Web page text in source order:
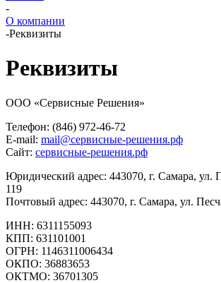
-
О компании
-Реквизиты
Реквизиты
ООО «Сервисные Решения»
Телефон: (846) 972-46-72
E-mail: mail@сервисные-решения.рф
Сайт: сервисные-решения.рф
Юридический адрес: 443070, г. Самара, ул.
119
Почтовый адрес: 443070, г. Самара, ул.
ИНН: 6311155093
КПП: 631101001
ОГРН: 1146311006434
ОКПО: 36883653
ОКТМО: 36701305